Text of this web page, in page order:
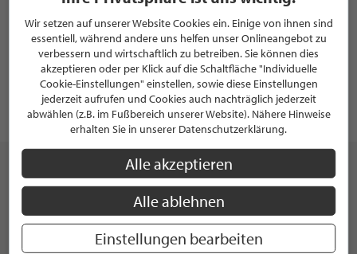
UNTERNEHMENSPROFIL
von Christina Brinkmann
Veröffentlicht am 18. Mai 2026
HINTERLASSEN SIE IHREN KOMMENTAR
Wir setzen auf unserer Website Cookies ein. Einige von ihnen sind
essentiell, während andere uns helfen unser Onlineangebot zu
verbessern und wirtschaftlich zu betreiben. Sie können dies
akzeptieren oder per Klick auf die Schaltfläche "Individuelle
Cookie-Einstellungen" einstellen, sowie diese Einstellungen
jederzeit aufrufen und Cookies auch nachträglich jederzeit
abwählen (z.B. im Fußbereich unserer Website). Nähere Hinweise
erhalten Sie in unserer Datenschutzerklärung.
Alle akzeptieren
Alle ablehnen
Einstellungen bearbeiten